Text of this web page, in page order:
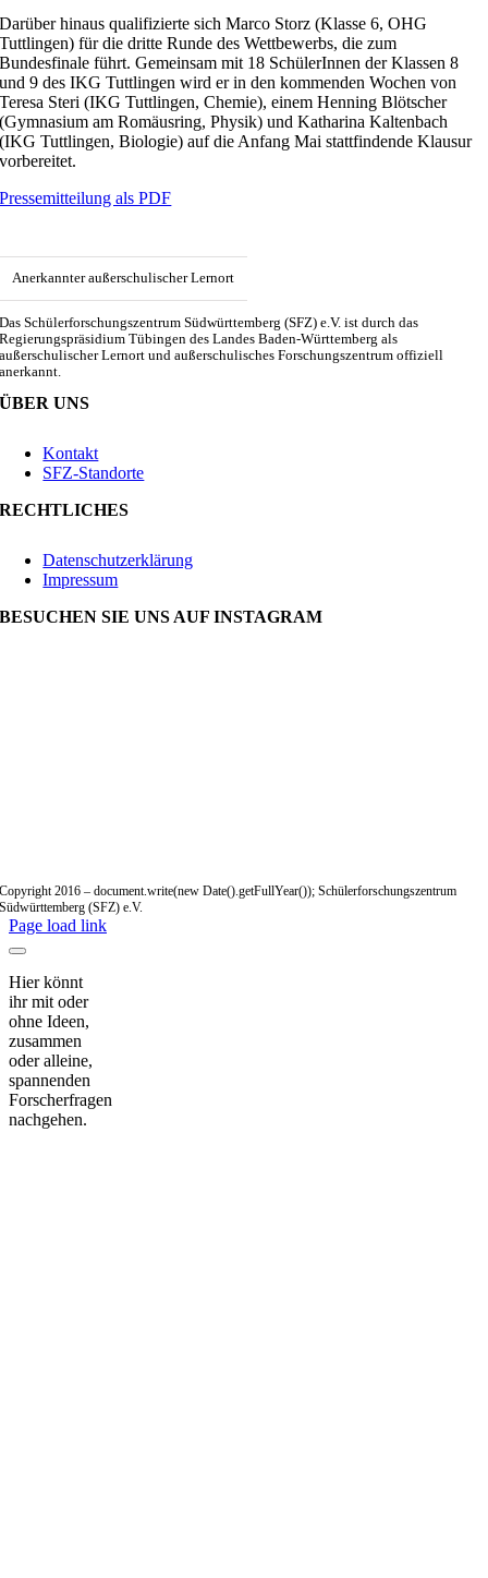
Darüber hinaus qualifizierte sich Marco Storz (Klasse 6, OHG
Tuttlingen) für die dritte Runde des Wettbewerbs, die zum
Bundesfinale führt. Gemeinsam mit 18 SchülerInnen der Klassen 8
und 9 des IKG Tuttlingen wird er in den kommenden Wochen von
Teresa Steri (IKG Tuttlingen, Chemie), einem Henning Blötscher
(Gymnasium am Romäusring, Physik) und Katharina Kaltenbach
(IKG Tuttlingen, Biologie) auf die Anfang Mai stattfindende Klausur
vorbereitet.
Pressemitteilung als PDF
Anerkannter außerschulischer Lernort
Das Schülerforschungszentrum Südwürttemberg (SFZ) e.V. ist durch das
Regierungspräsidium Tübingen des Landes Baden-Württemberg als
außerschulischer Lernort und außerschulisches Forschungszentrum offiziell
anerkannt.
ÜBER UNS
Kontakt
SFZ-Standorte
RECHTLICHES
Datenschutzerklärung
Impressum
BESUCHEN SIE UNS AUF INSTAGRAM
Copyright 2016 – document.write(new Date().getFullYear()); Schülerforschungszentrum
Südwürttemberg (SFZ) e.V.
Page load link
Hier könnt
ihr mit oder
ohne Ideen,
zusammen
oder alleine,
spannenden
Forscherfragen
nachgehen.